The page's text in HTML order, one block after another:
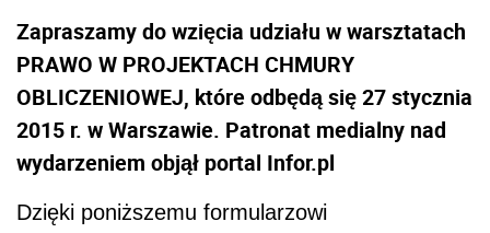
Zapraszamy do wzięcia udziału w warsztatach
PRAWO W PROJEKTACH CHMURY
OBLICZENIOWEJ, które odbędą się 27 stycznia
2015 r. w Warszawie. Patronat medialny nad
wydarzeniem objął portal Infor.pl
Dzięki poniższemu formularzowi